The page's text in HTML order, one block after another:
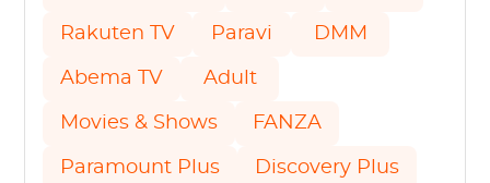
Rakuten TV Paravi DMM
Abema TV Adult
Movies & Shows FANZA
Paramount Plus Discovery Plus